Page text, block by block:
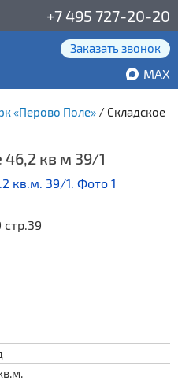
+7 495 727-20-20
Заказать звонок
MAX
«Перово Поле» / Складское
кв м 39/1